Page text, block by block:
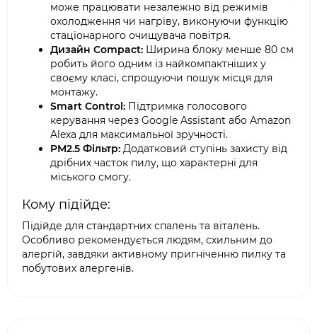
може працювати незалежно від режимів
охолодження чи нагріву, виконуючи функцію
стаціонарного очищувача повітря.
Дизайн Compact: Ширина блоку менше 80 см
робить його одним із найкомпактніших у
своєму класі, спрощуючи пошук місця для
монтажу.
Smart Control: Підтримка голосового
керування через Google Assistant або Amazon
Alexa для максимальної зручності.
PM2.5 Фільтр: Додатковий ступінь захисту від
дрібних часток пилу, що характерні для
міського смогу.
Кому підійде:
Підійде для стандартних спалень та віталень.
Особливо рекомендується людям, схильним до
алергій, завдяки активному пригніченню пилку та
побутових алергенів.